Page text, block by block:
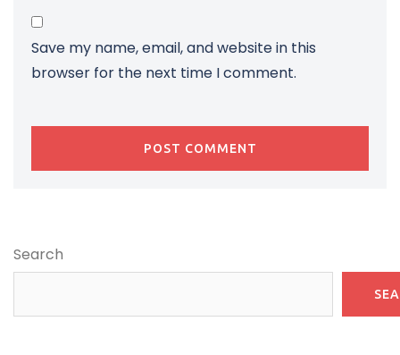
Save my name, email, and website in this
browser for the next time I comment.
Search